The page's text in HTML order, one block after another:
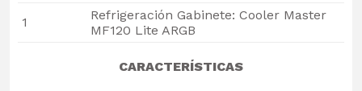
1
Refrigeración Gabinete: Cooler Master
MF120 Lite ARGB
CARACTERÍSTICAS